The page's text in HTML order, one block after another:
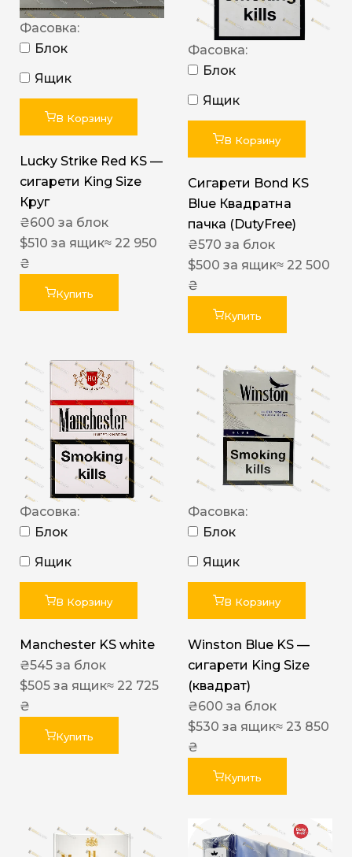
Фасовка:
Блок
Ящик
В Корзину
Lucky Strike Red KS —
сигарети King Size
Круг
₴600 за блок
$510 за ящик≈ 22 950
₴
Купить
Фасовка:
Блок
Ящик
В Корзину
Сигарети Bond KS
Blue Квадратна
пачка (DutyFree)
₴570 за блок
$500 за ящик≈ 22 500
₴
Купить
Фасовка:
Блок
Ящик
В Корзину
Manchester KS white
₴545 за блок
$505 за ящик≈ 22 725
₴
Купить
Фасовка:
Блок
Ящик
В Корзину
Winston Blue KS —
сигарети King Size
(квадрат)
₴600 за блок
$530 за ящик≈ 23 850
₴
Купить